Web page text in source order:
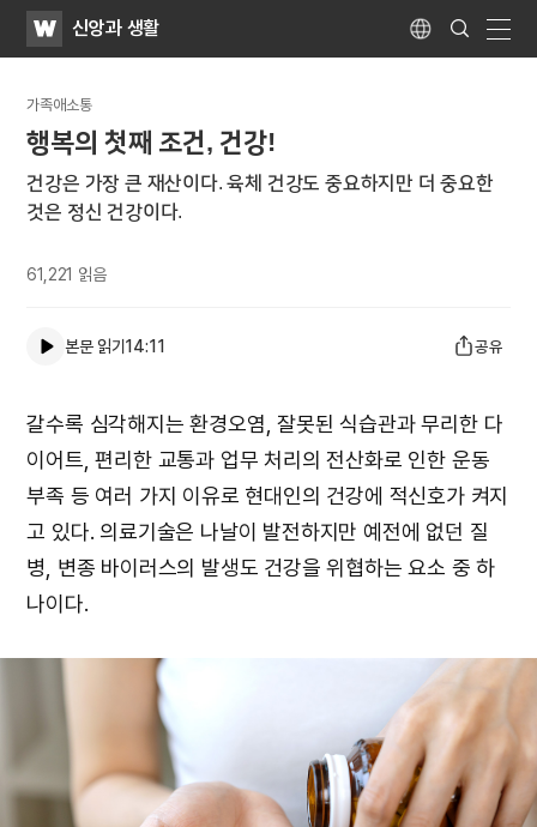
WATV신앙과 생활 Language
Search
Submit
가족애소통
행복의 첫째 조건, 건강!
건강은 가장 큰 재산이다. 육체 건강도 중요하지만 더 중요한
것은 정신 건강이다.
61,221 읽음
본문 읽기14:11 공유
갈수록 심각해지는 환경오염, 잘못된 식습관과 무리한 다
이어트, 편리한 교통과 업무 처리의 전산화로 인한 운동
부족 등 여러 가지 이유로 현대인의 건강에 적신호가 켜지
고 있다. 의료기술은 나날이 발전하지만 예전에 없던 질
병, 변종 바이러스의 발생도 건강을 위협하는 요소 중 하
나이다.